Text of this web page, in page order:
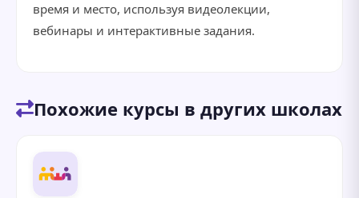
время и место, используя видеолекции,
вебинары и интерактивные задания.
Похожие курсы в других школах